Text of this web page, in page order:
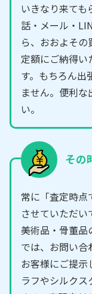
いきなり来て
話・メール・
ら、おおよそ
定額にご納得い
す。もちろん出
ません。便利
い。
その
常に「査定時
させていただい
美術品・骨董品
では、お問い合
お客様にご提示
ラフやシルクス